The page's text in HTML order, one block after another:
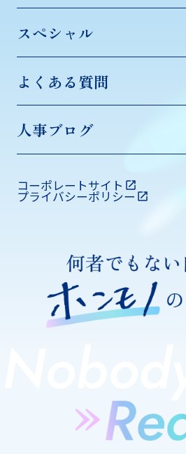
スペシャル
よくある質問
人事ブログ
コーポレートサイト
プライバシーポリシー